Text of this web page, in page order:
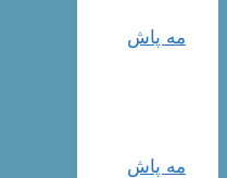
مه پاش
مه پاش